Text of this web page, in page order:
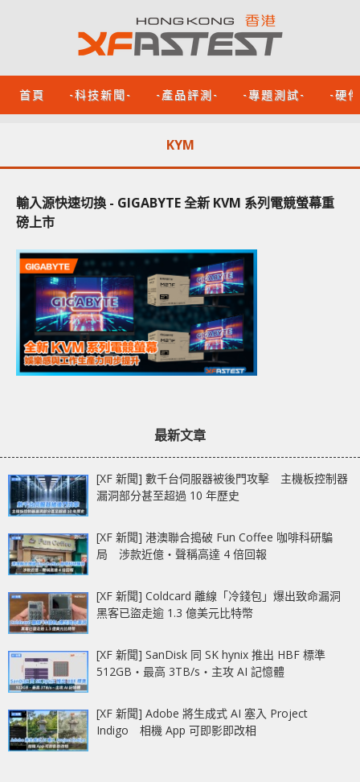
首頁 -科技新聞- -產品評測- -專題測試- -硬
KYM
輸入源快速切換 - GIGABYTE 全新 KVM 系列電競螢幕重
磅上市
最新文章
[XF 新聞] 數千台伺服器被後門攻擊 主機板控制器
漏洞部分甚至超過 10 年歷史
[XF 新聞] 港澳聯合搗破 Fun Coffee 咖啡科研騙
局 涉款近億‧聲稱高達 4 倍回報
[XF 新聞] Coldcard 離線「冷錢包」爆出致命漏洞
黑客已盜走逾 1.3 億美元比特幣
[XF 新聞] SanDisk 同 SK hynix 推出 HBF 標準
512GB‧最高 3TB/s‧主攻 AI 記憶體
[XF 新聞] Adobe 將生成式 AI 塞入 Project
Indigo 相機 App 可即影即改相